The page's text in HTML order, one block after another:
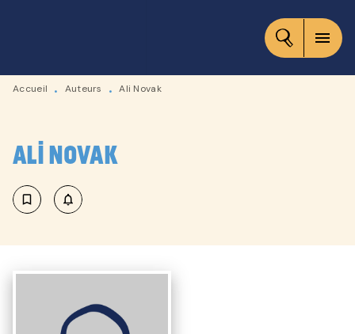
CONTENU
menu
Accueil • Auteurs • Ali Novak
Ali Novak
bookmark_border notifications_none_outlined